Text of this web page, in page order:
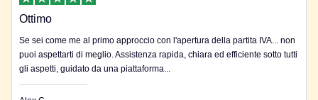
Ottimo
Se sei come me al primo approccio con l'apertura della partita IVA... non
puoi aspettarti di meglio. Assistenza rapida, chiara ed efficiente sotto tutti
gli aspetti, guidato da una piattaforma...